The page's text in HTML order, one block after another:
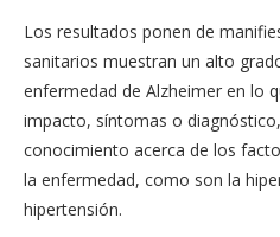
Los resultados ponen de
sanitarios muestran un alto
enfermedad de Alzheimer en lo
impacto, síntomas o
conocimiento acerca de los
la enfermedad, como son la
hipertensión.